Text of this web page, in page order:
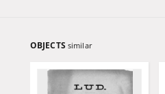
OBJECTS similar